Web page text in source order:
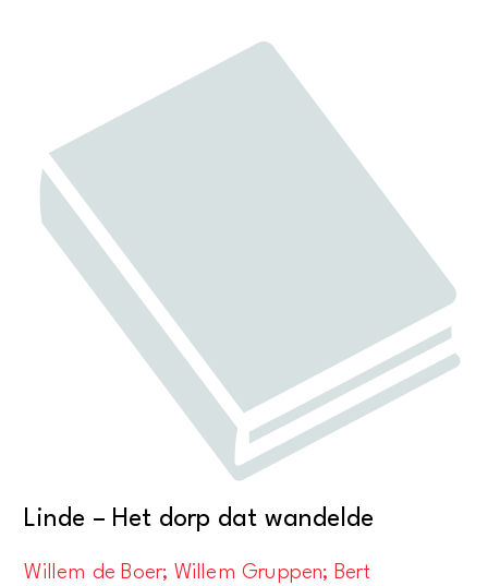
Linde – Het dorp dat wandelde
Willem de Boer; Willem Gruppen; Bert